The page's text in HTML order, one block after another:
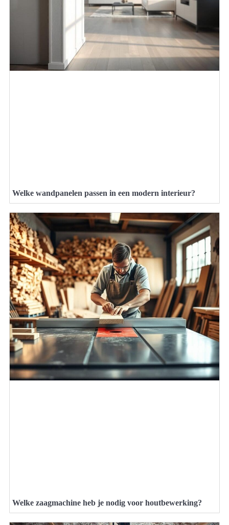
Welke wandpanelen passen in een modern interieur?
Welke zaagmachine heb je nodig voor houtbewerking?